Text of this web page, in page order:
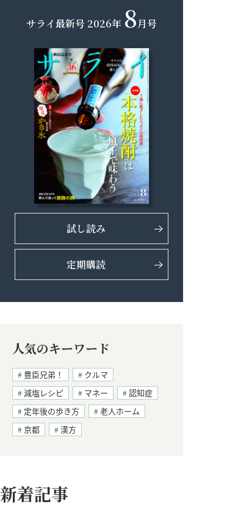
サライ最新号 2026年 8月号
試し読み
定期購読
人気のキーワード
豊臣兄弟！
クルマ
減塩レシピ
マネー
認知症
定年後の歩き方
老人ホーム
京都
漢方
新着記事